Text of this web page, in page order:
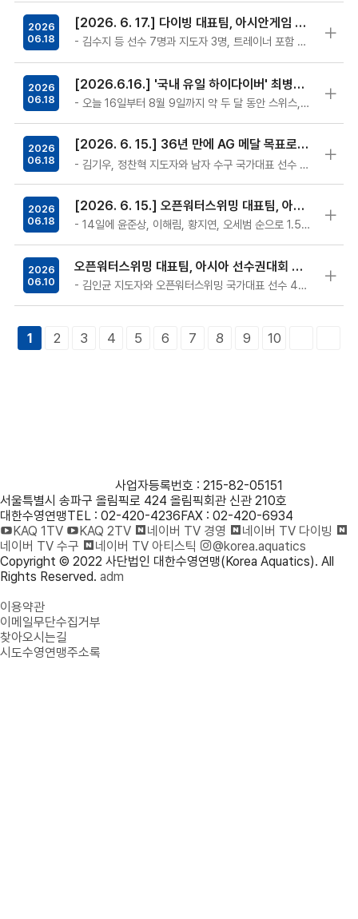
2026
06.18
[2026. 6. 17.] 다이빙 대표팀, 아시안게임 대비 일본 전지훈련
- 김수지 등 선수 7명과 지도자 3명, 트레이너 포함 총 11명 오늘부터 2주간 日 국외 훈련 - 아시안게임 다이빙 경기장인 도쿄 아쿠아…
2026
06.18
[2026.6.16.] '국내 유일 하이다이버' 최병화, 27년 세계선수권 출전권 위해 유럽 전지훈련
- 오늘 16일부터 8월 9일까지 약 두 달 동안 스위스, 이탈리아 등 유럽에서 전지훈련 시행 - 하이다이빙 월드컵 2차 대회 출전하여 4…
2026
06.18
[2026. 6. 15.] 36년 만에 AG 메달 목표로 男 수구 대표팀, 일본에서 4주간 국외훈련
- 김기우, 정찬혁 지도자와 남자 수구 국가대표 선수 14명, 오늘 오후 일본, 츠쿠바로 출국 - 7월 10일까지 츠쿠바대학교 비롯한 현지…
2026
06.18
[2026. 6. 15.] 오픈워터스위밍 대표팀, 아시아선수권 혼성 단체전 6km 은메달!
- 14일에 윤준상, 이해림, 황지연, 오세범 순으로 1.5km씩 역영하여 중국에 이어 최종 2위 - 정창훈 회장이 아시아연맹 집행위원으로…
2026
06.10
오픈워터스위밍 대표팀, 아시아 선수권대회 위해 발리행
- 김인균 지도자와 오픈워터스위밍 국가대표 선수 4명, 오늘 오후 인도네시아로 출국 - 6월 13~15일 아시아 오픈워터스위밍 선수권대회…
1 2 3 4 5 6 7 8 9 10
사업자등록번호 : 215-82-05151
서울특별시 송파구 올림픽로 424 올림픽회관 신관 210호
대한수영연맹TEL : 02-420-4236 FAX : 02-420-6934
KAQ 1TV
KAQ 2TV 네이버 TV 경영
네이버 TV 다이빙
네이버 TV 수구
네이버 TV 아티스틱
@korea.aquatics
Copyright © 2022 사단법인 대한수영연맹(Korea Aquatics). All
Rights Reserved. adm
이용약관
이메일무단수집거부
찾아오시는길
시도수영연맹주소록